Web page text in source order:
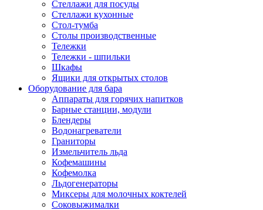
Стеллажи для посуды
Стеллажи кухонные
Стол-тумба
Столы производственные
Тележки
Тележки - шпильки
Шкафы
Ящики для открытых столов
Оборудование для бара
Аппараты для горячих напитков
Барные станции, модули
Блендеры
Водонагреватели
Граниторы
Измельчитель льда
Кофемашины
Кофемолка
Льдогенераторы
Миксеры для молочных коктелей
Соковыжималки